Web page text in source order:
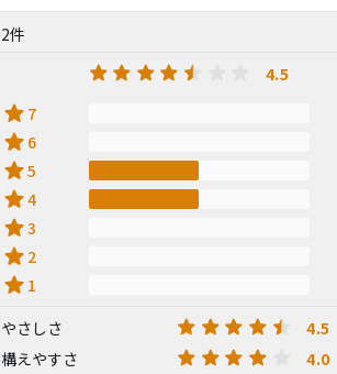
2件
4.5
star 7
star 6
star5
star4
star3
star 2
star 1
やさしさ 4.5
構えやすさ 4.0